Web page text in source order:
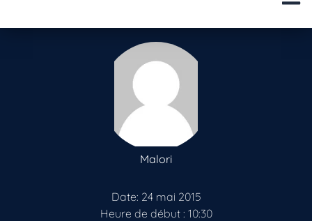
Malori
Date: 24 mai 2015
Heure de début : 10:30